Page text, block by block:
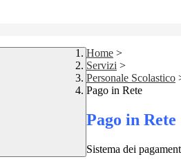
Home >
Servizi >
Personale Scolastico
Pago in Rete
Pago in Rete
Sistema dei